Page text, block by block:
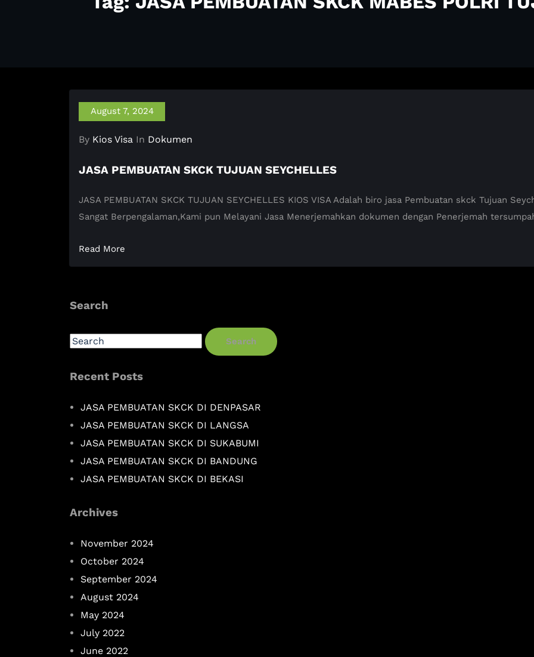
August 7, 2024
By Kios Visa In Dokumen
JASA PEMBUATAN SKCK TUJUAN SEYCHELLES
JASA PEMBUATAN SKCK TUJUAN SEYCHELLES KIOS VISA Adalah biro jasa Pembuatan skck Tujuan
Sangat Berpengalaman,Kami pun Melayani Jasa Menerjemahkan dokumen dengan Penerjemah
Read More
Search
Search
Recent Posts
JASA PEMBUATAN SKCK DI DENPASAR
JASA PEMBUATAN SKCK DI LANGSA
JASA PEMBUATAN SKCK DI SUKABUMI
JASA PEMBUATAN SKCK DI BANDUNG
JASA PEMBUATAN SKCK DI BEKASI
Archives
November 2024
October 2024
September 2024
August 2024
May 2024
July 2022
June 2022